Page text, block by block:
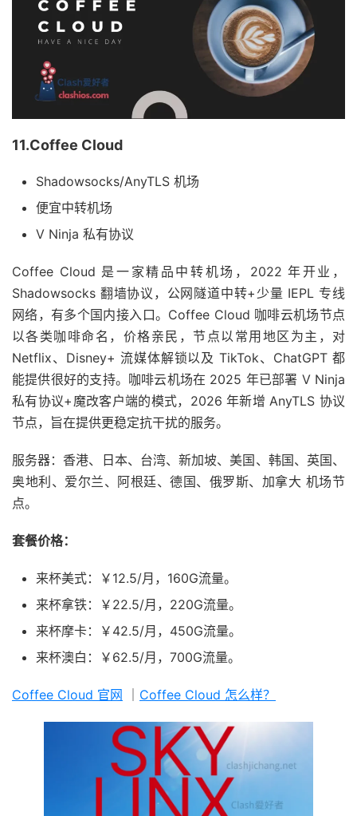
11.Coffee Cloud
Shadowsocks/AnyTLS 机场
便宜中转机场
V Ninja 私有协议
Coffee Cloud 是一家精品中转机场，2022 年开业，
Shadowsocks 翻墙协议，公网隧道中转+少量 IEPL 专线
网络，有多个国内接入口。Coffee Cloud 咖啡云机场节点
以各类咖啡命名，价格亲民，节点以常用地区为主，对
Netflix、Disney+ 流媒体解锁以及 TikTok、ChatGPT 都
能提供很好的支持。咖啡云机场在 2025 年已部署 V Ninja
私有协议+魔改客户端的模式，2026 年新增 AnyTLS 协议
节点，旨在提供更稳定抗干扰的服务。
服务器：香港、日本、台湾、新加坡、美国、韩国、英国、
奥地利、爱尔兰、阿根廷、德国、俄罗斯、加拿大 机场节
点。
套餐价格：
来杯美式：￥12.5/月，160G流量。
来杯拿铁：￥22.5/月，220G流量。
来杯摩卡：￥42.5/月，450G流量。
来杯澳白：￥62.5/月，700G流量。
Coffee Cloud 官网 Coffee Cloud 怎么样？